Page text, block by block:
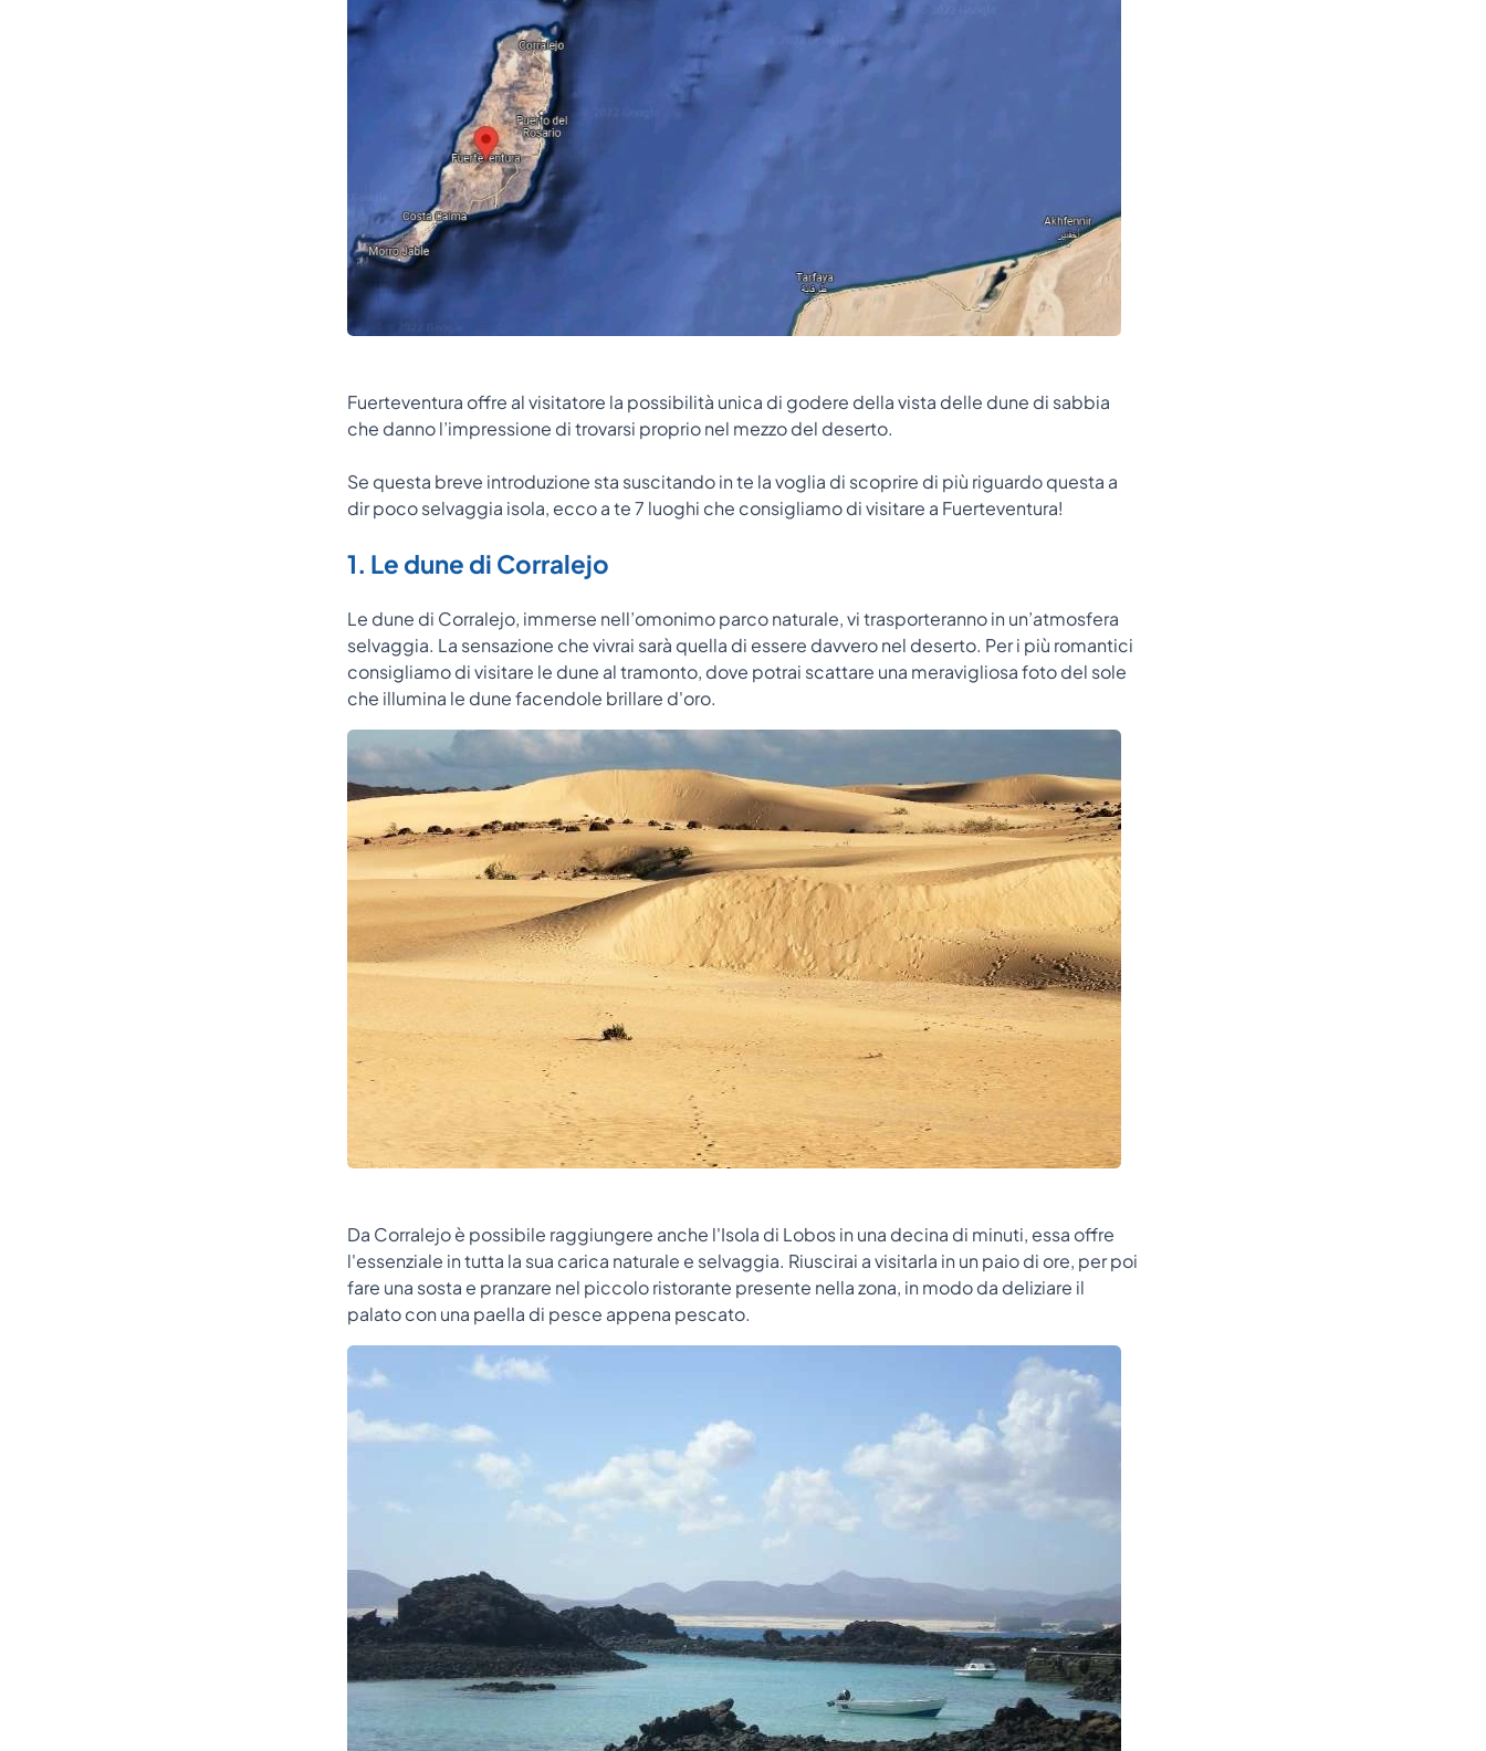
Fuerteventura offre al visitatore la possibilità unica di godere della vista delle dune di sabbia
che danno l’impressione di trovarsi proprio nel mezzo del deserto.
Se questa breve introduzione sta suscitando in te la voglia di scoprire di più riguardo questa a
dir poco selvaggia isola, ecco a te 7 luoghi che consigliamo di visitare a Fuerteventura!
1. Le dune di Corralejo
Le dune di Corralejo, immerse nell’omonimo parco naturale, vi trasporteranno in un’atmosfera
selvaggia. La sensazione che vivrai sarà quella di essere davvero nel deserto. Per i più romantici
consigliamo di visitare le dune al tramonto, dove potrai scattare una meravigliosa foto del sole
che illumina le dune facendole brillare d'oro.
Da Corralejo è possibile raggiungere anche l'Isola di Lobos in una decina di minuti, essa offre
l'essenziale in tutta la sua carica naturale e selvaggia. Riuscirai a visitarla in un paio di ore, per poi
fare una sosta e pranzare nel piccolo ristorante presente nella zona, in modo da deliziare il
palato con una paella di pesce appena pescato.